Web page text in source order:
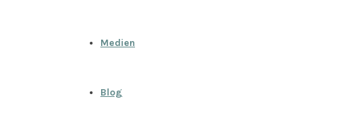
Medien
Blog